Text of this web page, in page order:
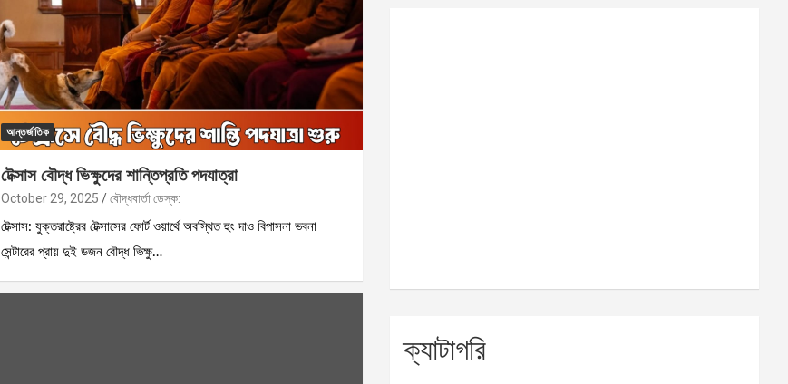
আন্তর্জাতিক
টেক্সাস বৌদ্ধ ভিক্ষুদের শান্তিপ্রতি পদযাত্রা
October 29, 2025 বৌদ্ধবার্তা ডেস্ক:
টেক্সাস: যুক্তরাষ্ট্রের টেক্সাসের ফোর্ট ওয়ার্থে অবস্থিত হুং দাও বিপাসনা ভবনা
সেন্টারের প্রায় দুই ডজন বৌদ্ধ ভিক্ষু…
ক্যাটাগরি